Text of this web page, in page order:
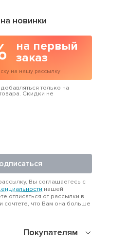
Покупателям
новинки
на первый
заказ
на нашу рассылку
только на
Скидки не
Вы соглашаетесь с
нашей
отписаться от рассылки в
сочтете, что Вам она больше